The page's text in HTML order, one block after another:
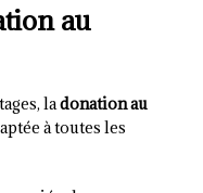
au
ladonation au
à toutes les